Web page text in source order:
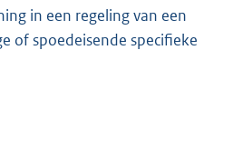
in een regeling van een
of spoedeisende specifieke